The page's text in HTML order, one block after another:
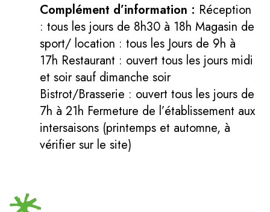
Complément d’information : Réception
: tous les jours de 8h30 à 18h Magasin de
sport/ location : tous les Jours de 9h à
17h Restaurant : ouvert tous les jours midi
et soir sauf dimanche soir
Bistrot/Brasserie : ouvert tous les jours de
7h à 21h Fermeture de l’établissement aux
intersaisons (printemps et automne, à
vérifier sur le site)